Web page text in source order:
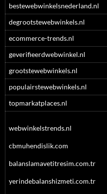
bestewebwinkelsnederland.nl
degrootstewebwinkels.nl
ecommerce-trends.nl
geverifieerdwebwinkel.nl
grootstewebwinkels.nl
populairstewebwinkels.nl
topmarkatplaces.nl
webwinkelstrends.nl
cbmuhendislik.com
balanslamavetitresim.com.tr
yerindebalanshizmeti.com.tr